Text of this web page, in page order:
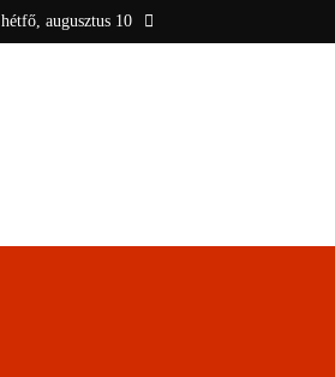
hétfő, augusztus 10